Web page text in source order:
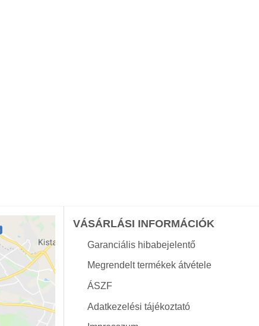
VÁSÁRLÁSI INFORMÁCIÓK
Garanciális hibabejelentő
Megrendelt termékek átvétele
ÁSZF
Adatkezelési tájékoztató